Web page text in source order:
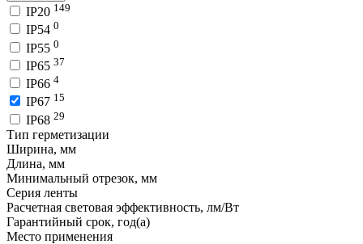
IP20 149
IP54 0
IP55 0
IP65 37
IP66 4
IP67 15
IP68 29
Тип герметизации
Ширина, мм
Длина, мм
Минимальный отрезок, мм
Серия ленты
Расчетная световая эффективность, лм/Вт
Гарантийный срок, год(а)
Место применения